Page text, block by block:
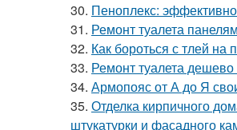
30. Пеноплекс:
31. Ремонт туалета
32. Как бороться с тлей на
33. Ремонт туалета
34. Армопояс от А до Я
35. Отделка кирпичного
штукатурки и фасадного